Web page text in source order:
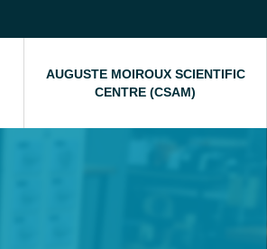
AUGUSTE MOIROUX SCIENTIFIC
CENTRE (CSAM)